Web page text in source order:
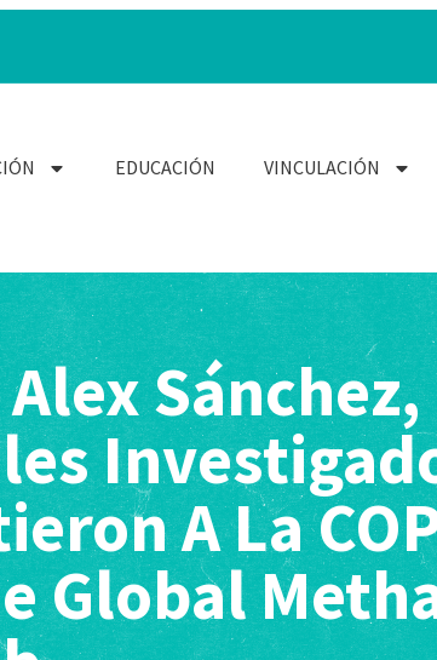
EDUCACIÓN VINCULACIÓN
Sánchez,
A La
Global